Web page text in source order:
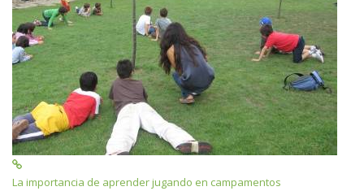
La importancia de aprender jugando en campamentos